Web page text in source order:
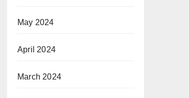
May 2024
April 2024
March 2024